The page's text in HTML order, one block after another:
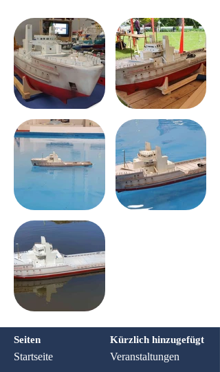
Seiten Kürzlich hinzugefügt
Startseite
Veranstaltungen